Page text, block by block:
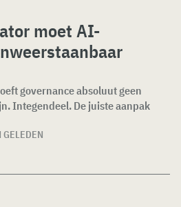
moet AI-
governance absoluut geen
Integendeel. De juiste aanpak
GELEDEN